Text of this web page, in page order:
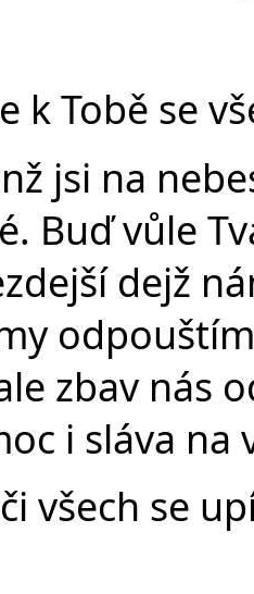
k Tobě se
jsi na
Buď vůle
dejž
zbav nás
i sláva na
všech se